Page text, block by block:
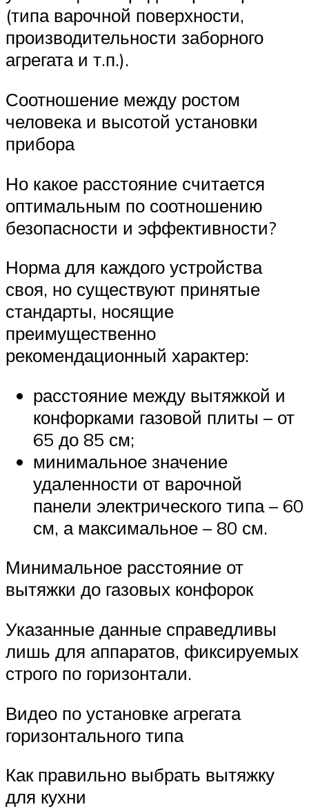
(типа варочной поверхности,
производительности заборного
агрегата и т.п.).
Соотношение между ростом
человека и высотой установки
прибора
Но какое расстояние считается
оптимальным по соотношению
безопасности и эффективности?
Норма для каждого устройства
своя, но существуют принятые
стандарты, носящие
преимущественно
рекомендационный характер:
расстояние между вытяжкой и
конфорками газовой плиты – от
65 до 85 см;
минимальное значение
удаленности от варочной
панели электрического типа – 60
см, а максимальное – 80 см.
Минимальное расстояние от
вытяжки до газовых конфорок
Указанные данные справедливы
лишь для аппаратов, фиксируемых
строго по горизонтали.
Видео по установке агрегата
горизонтального типа
Как правильно выбрать вытяжку
для кухни